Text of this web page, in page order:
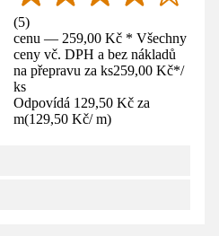
(5)
cenu — 259,00 Kč * Všechny
ceny vč. DPH a bez nákladů
na přepravu za ks259,00 Kč*/
ks
Odpovídá 129,50 Kč za
m(129,50 Kč/ m)